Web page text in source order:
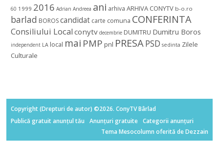
60 1999 2016 Adrian Andreea ani arhiva ARHIVA CONYTV b-o.ro
barlad BOROScandidat carte comuna CONFERINTA
Consiliului Local conytv decembrie DUMITRU Dumitru Boros
independent LA local mai PMP pnl PRESAPSD sedinta Zilele
Culturale
Copyright (Drepturi de autor) ©2026. ConyTV Bârlad
Publică gratuit anunțul tău
Anunțuri gratuite Categorii anunțuri
Tema Mesocolumn oferită de Dezzain